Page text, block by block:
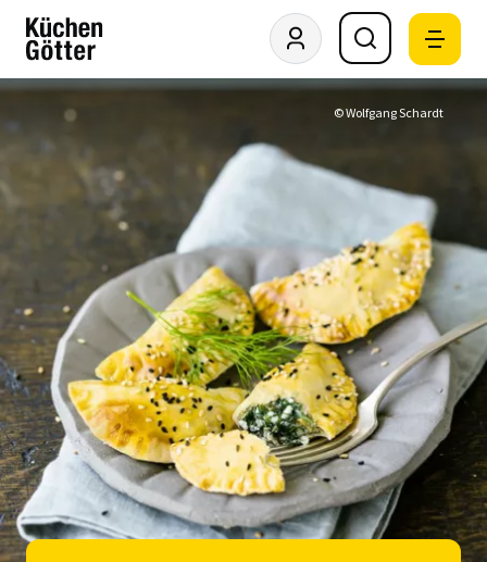
© Wolfgang Schardt